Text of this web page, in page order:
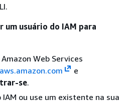
um usuário do IAM para
Web Services
e
se.
IAM ou use um existente na sua